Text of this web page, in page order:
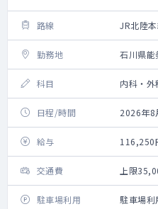
路線 JR北陸
勤務地 石川県能
科目 内科・外
日程/時間 2026年8
給与 116,250
交通費 上限
駐車場利用 駐車場利